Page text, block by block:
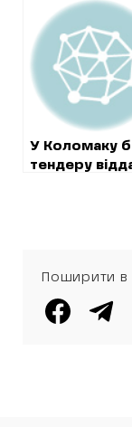
У Коломаку
тендеру
бюджетних
коштів
Поширити в